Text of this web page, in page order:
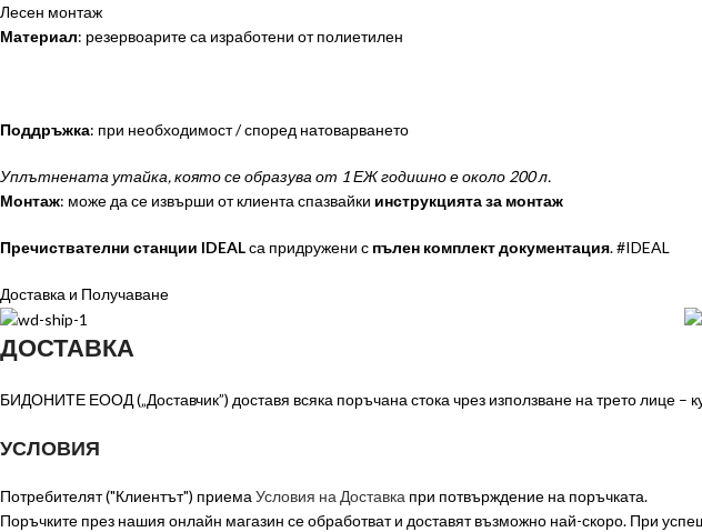
Лесен монтаж
Материал: резервоарите са изработени от полиетилен
Поддръжка: при необходимост / според натоварването
Уплътнената утайка, която се образува от 1 ЕЖ годишно е около 200 л.
Монтаж: може да се извърши от клиента спазвайки инструкцията за монтаж
Пречиствателни станции IDEALса придружени с пълен комплект документация. #IDEAL
Доставка и Получаване
ДОСТАВКА
БИДОНИТЕ ЕООД („Доставчик”) доставя всяка поръчана стока чрез използване на трето лице –
УСЛОВИЯ
Потребителят ("Клиентът") приемаУсловия на Доставка при потвърждение на поръчката.
Поръчките през нашия онлайн магазин се обработват и доставят възможно най-скоро. При